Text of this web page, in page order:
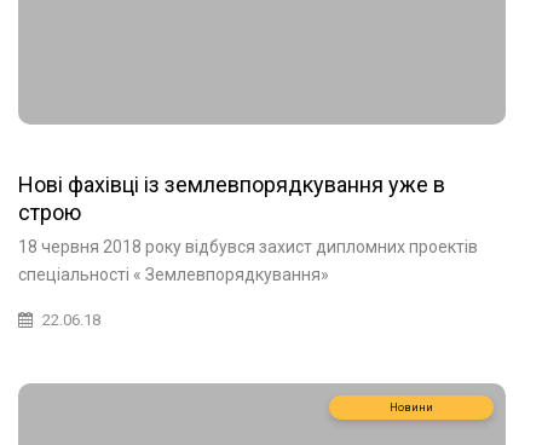
Нові фахівці із землевпорядкування уже в
строю
18 червня 2018 року відбувся захист дипломних проектів
спеціальності « Землевпорядкування»
22.06.18
Новини